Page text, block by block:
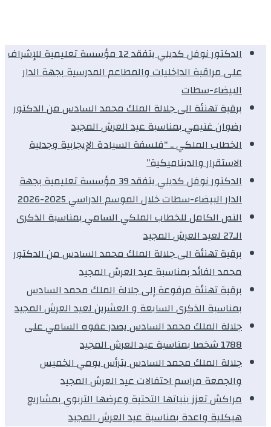
الدكتور نوفل كديلي يتفقد 12 مؤسسة تعليمية للإشراف
على مراقبة الداخليات والمطاعم المدرسية بجهة الدار
البيضاء-سطات
برقية تهنئة الى جلالة الملك محمد السادس من الدكتور
رضوان غنيمي بمناسبة عيد العرش المجيد
الخطاب الملكي .. “فلسفة السيادة الإيجابية وجدلية
الاستقرار والديناميكية”
الدكتور نوفل كديلي يتفقد 39 مؤسسة تعليمية بجهة
الدار البيضاء-سطات خلال الموسم الدراسي 2025-2026
النص الكامل للخطاب الملكي السامي بمناسبة الذكرى
الـ27 لعيد العرش المجيد
برقية تهنئة الى جلالة الملك محمد السادس من الدكتور
محمد الفائد بمناسبة عيد العرش المجيد
برقية تهنئة مرفوعة إلى جلالة الملك محمد السادس
بمناسبة الذكرى السابعة و العشرين لعيد العرش المجيد
جلالة الملك محمد السادس يصدر عفوه السامي على
1788 شخصا بمناسبة عيد العرش المجيد
جلالة الملك محمد السادس يترأس يومي الخميس
والجمعة مراسم احتفالات عيد العرش المجيد
مراكش تعزز بنياتها التحتية وعرضها التربوي بمشاريع
هيكلية واعدة بمناسبة عيد العرش المجيد